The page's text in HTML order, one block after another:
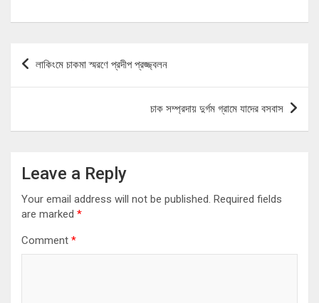
Post
লাকিংমে চাকমা স্মরণে প্রদীপ প্রজ্জ্বলন
চাক সম্প্রদায় দুর্গম গ্রামে যাদের বসবাস
Leave a Reply
Your email address will not be published. Required fields
are marked *
Comment *